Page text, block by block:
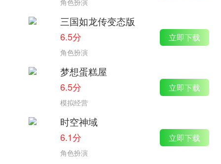
角色扮演
三国如龙传变态版
6.5分
角色扮演
立即下载
梦想蛋糕屋
6.5分
模拟经营
立即下载
时空神域
6.1分
角色扮演
立即下载